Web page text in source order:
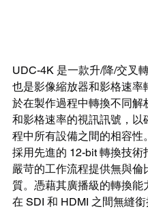
UDC-4K 是一款升/降/交叉
也是影像縮放器和影格速率
於在製作過程中轉換不同解
和影格速率的視訊訊號，以
程中所有設備之間的相容性
採用先進的 12-bit 轉換技術
嚴苛的工作流程提供無與倫
質。憑藉其廣播級的轉換能
在 SDI 和 HDMI 之間無縫銜